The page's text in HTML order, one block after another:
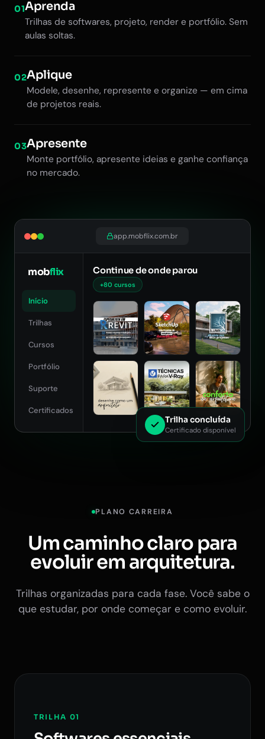
01Aprenda
Trilhas de softwares, projeto, render e portfólio. Sem
aulas soltas.
02Aplique
Modele, desenhe, represente e organize — em cima
de projetos reais.
03Apresente
Monte portfólio, apresente ideias e ganhe confiança
no mercado.
app.mobflix.com.br
mobflix
Início
Trilhas
Cursos
Portfólio
Suporte
Certificados
Continue de onde parou
+80 cursos
Trilha concluída
Certificado disponível
PLANO CARREIRA
Um caminho claro para
evoluir em arquitetura.
Trilhas organizadas para cada fase. Você sabe o
que estudar, por onde começar e como evoluir.
TRILHA 01